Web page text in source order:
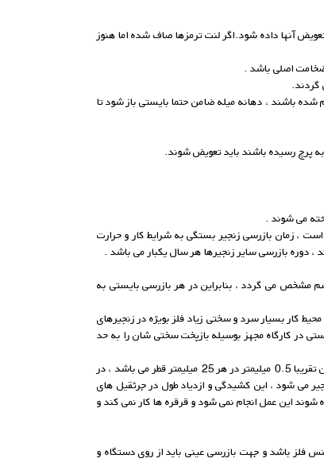
آنها داده شود.اگر لنت ترمزها صاف شده اما هنوز
اصلی باشد .
گردند.
باشند ، دهانه میله ضامن حتما بایستی باز شود تا
پرچ رسیده باشند باید تعویض شوند.
است ، زمان بازرسی زنجیر بستگی به شرایط کار و حرارت
دوره بازرسی سایر زنجیرها هر سال یکبار می باشد .
مشخص می گردد ، بنابراین در هر بازرسی بایستی به
کار بسیار سرد و سختی زیاد فلز بویژه در زنجیرهای
را بایستی در کارگاه مجهز بوسیله بازپخت سختی شان را به حد
ساییدگی زنجیر که اکثرا از داخل و بین دانه ها ایجاد می شود نباید از مقدار معین که سازنده تعیین می کند بیشتر شود ، این مقدار برای زنجیرهای فولادی کم کربن تقریبا 0.5 میلیمتر در هر 25 میلیمتر قطر می باشد ، در
های زنجیر می شود ، این کشیدگی و ازدیاد طول در جرثقیل های
این عمل انجام نمی شود و قرقره ها کار نمی کند و
فلز باشد و جهت بازرسی عینی باید از روی دستگاه و